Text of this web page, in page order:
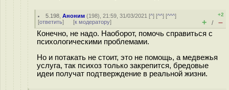
5.198 ,Аноним (198), 21:59, 31/03/2021 [^] [^^] [^^^]
[ответить] [к модератору]
+2
+ / –
Конечно, не надо. Наоборот, помочь справиться с
психологическими проблемами.
Но и потакать не стоит, это не помощь, а медвежья
услуга, так психоз только закрепится, бредовые
идеи получат подтверждение в реальной жизни.